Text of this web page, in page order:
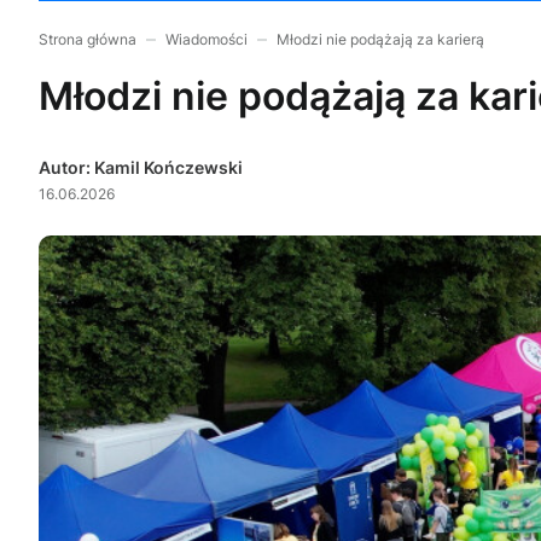
Strona główna Wiadomości Młodzi nie podążają za karierą
Młodzi nie podążają za
Autor: Kamil Kończewski
16.06.2026